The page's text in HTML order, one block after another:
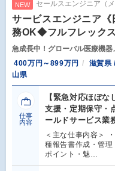
NEW セールスエンジニア（メ
サービスエンジニア
務OK◆フルフレックス
急成長中！グローバル医療機器
400万円～899万円
滋賀県
山県
仕事
内容
【緊急対応ほぼ
支援・定期保守・
ールドサービス業
＜主な仕事内容＞
種報告書作成・管
ポイント・魅…